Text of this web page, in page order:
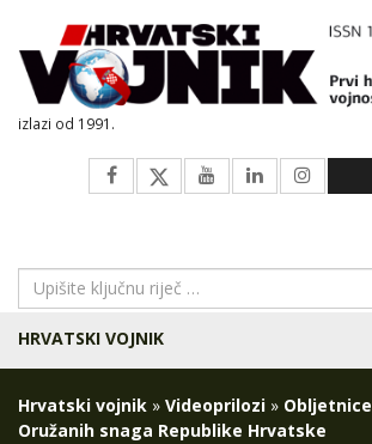
izlazi od 1991.
HRVATSKI VOJNIK
Hrvatski vojnik » Videoprilozi » Obljetnice
Oružanih snaga Republike Hrvatske